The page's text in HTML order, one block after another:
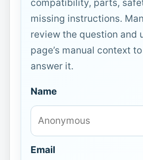
compatibility, parts,
missing instructions.
review the question and
page’s manual context
answer it.
Name
Email